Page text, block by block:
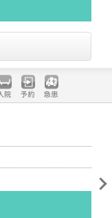
入院 予約 急患